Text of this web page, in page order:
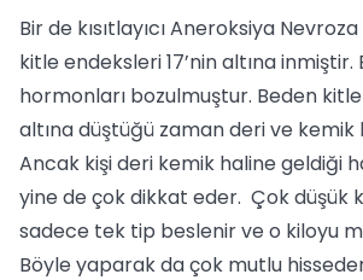
Bir de kısıtlayıcı Aneroksiya
kitle endeksleri 17’nin altına inmiştir.
hormonları bozulmuştur. Beden kitle
altına düştüğü zaman deri ve kemik
Ancak kişi deri kemik haline geldiği
yine de çok dikkat eder. Çok düşük
sadece tek tip beslenir ve o kiloyu
Böyle yaparak da çok mutlu